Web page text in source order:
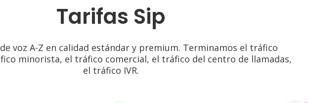
Tarifas Sip
voz A-Z en calidad estándar y premium. Terminamos el tráfico
minorista, el tráfico comercial, el tráfico del centro de llamadas,
el tráfico IVR.